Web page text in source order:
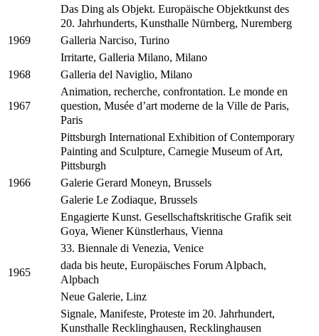
Das Ding als Objekt. Europäische Objektkunst des
20. Jahrhunderts, Kunsthalle Nürnberg, Nuremberg
1969
Galleria Narciso, Turino
Irritarte, Galleria Milano, Milano
1968 Galleria del Naviglio, Milano
1967
Animation, recherche, confrontation. Le monde en
question, Musée d’art moderne de la Ville de Paris,
Paris
Pittsburgh International Exhibition of Contemporary
Painting and Sculpture, Carnegie Museum of Art,
Pittsburgh
1966
Galerie Gerard Moneyn, Brussels
Galerie Le Zodiaque, Brussels
Engagierte Kunst. Gesellschaftskritische Grafik seit
Goya, Wiener Künstlerhaus, Vienna
33. Biennale di Venezia, Venice
1965
dada bis heute, Europäisches Forum Alpbach,
Alpbach
Neue Galerie, Linz
Signale, Manifeste, Proteste im 20. Jahrhundert,
Kunsthalle Recklinghausen, Recklinghausen